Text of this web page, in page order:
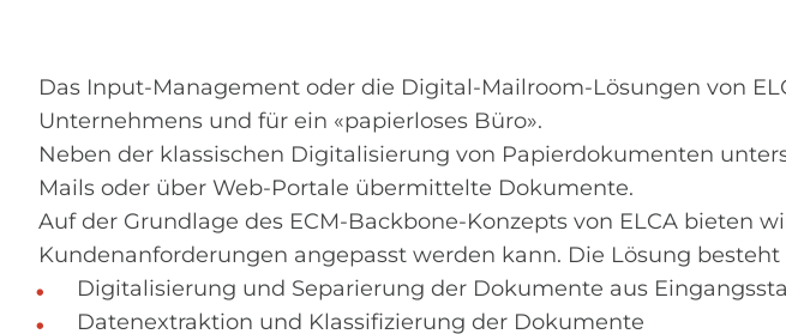
Das Input-Management oder die Digital-Mailroom-Lösungen von
Unternehmens und für ein «papierloses Büro».
Neben der klassischen Digitalisierung von Papierdokumenten
Mails oder über Web-Portale übermittelte Dokumente.
Auf der Grundlage des ECM-Backbone-Konzepts von ELCA bieten
Kundenanforderungen angepasst werden kann. Die Lösung
Digitalisierung und Separierung der Dokumente aus
Datenextraktion und Klassifizierung der Dokumente